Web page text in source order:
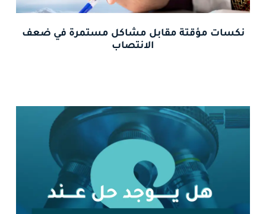
نكسات مؤقتة مقابل مشاكل مستمرة في ضعف
الانتصاب